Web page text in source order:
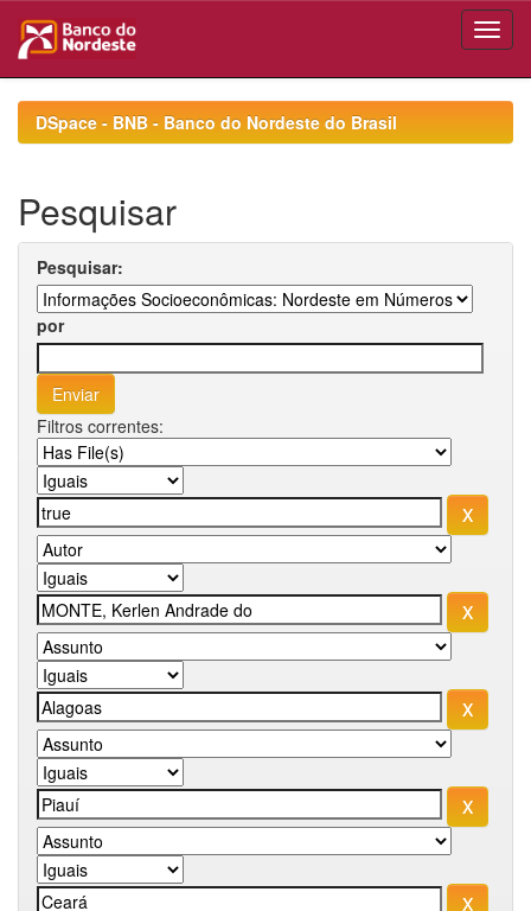
navigationDSpace - BNB - Banco do Nordeste do Brasil
Pesquisar
Pesquisar:
por
Filtros correntes: